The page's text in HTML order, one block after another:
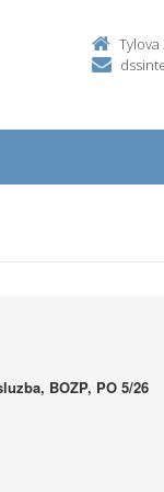
Tylova
BOZP, PO 5/26